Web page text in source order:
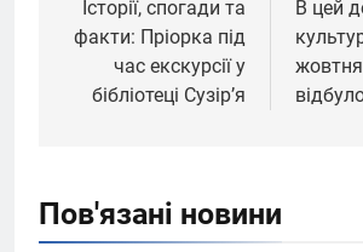
записів
Історії, спогади та
факти: Пріорка під
час екскурсії у
бібліотеці Сузір’я
В цей
Пов'язані новини